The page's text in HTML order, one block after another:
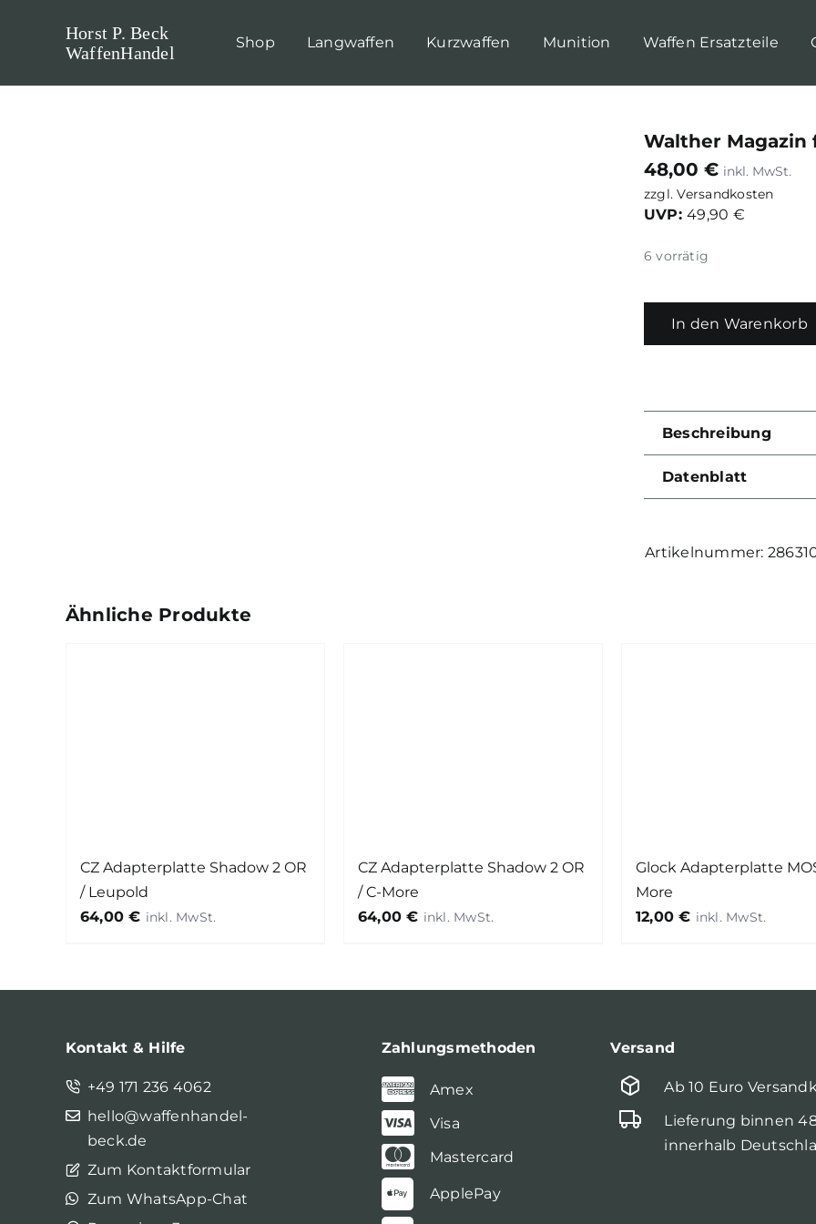
Horst P. Beck
WaffenHandel
Shop Langwaffen Kurzwaffen Munition Waffen Ersatzteile
Walther Magazin
48,00 €
zzgl.Versandkosten
UVP:49,90 €
6 vorrätig
In den Warenkorb
Beschreibung
Datenblatt
Ähnliche Produkte
CZ Adapterplatte Shadow 2 OR
/ Leupold
64,00€
CZ Adapterplatte Shadow 2 OR
/ C-More
64,00€
Glock Adapterplatte
More
12,00€
Kontakt & Hilfe
+49 171 236 4062
hello@waffenhandel-
beck.de
Zum Kontaktformular
Zum WhatsApp-Chat
Zahlungsmethoden
Amex
Visa
Mastercard
ApplePay
Versand
Ab 10 Euro
Lieferung binnen
innerhalb